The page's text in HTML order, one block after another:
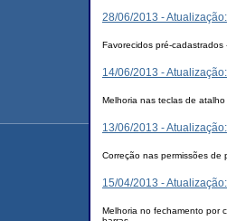
28/06/2013 -
Favorecidos pré-
14/06/2013 -
Melhoria nas teclas de
13/06/2013 -
Correção nas permissões de
15/04/2013 -
Melhoria no fechamento por